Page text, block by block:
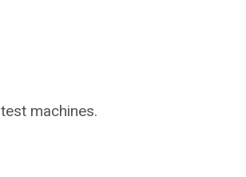
test machines.